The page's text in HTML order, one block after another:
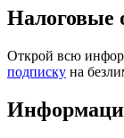
Налоговые
Открой всю
подписку на